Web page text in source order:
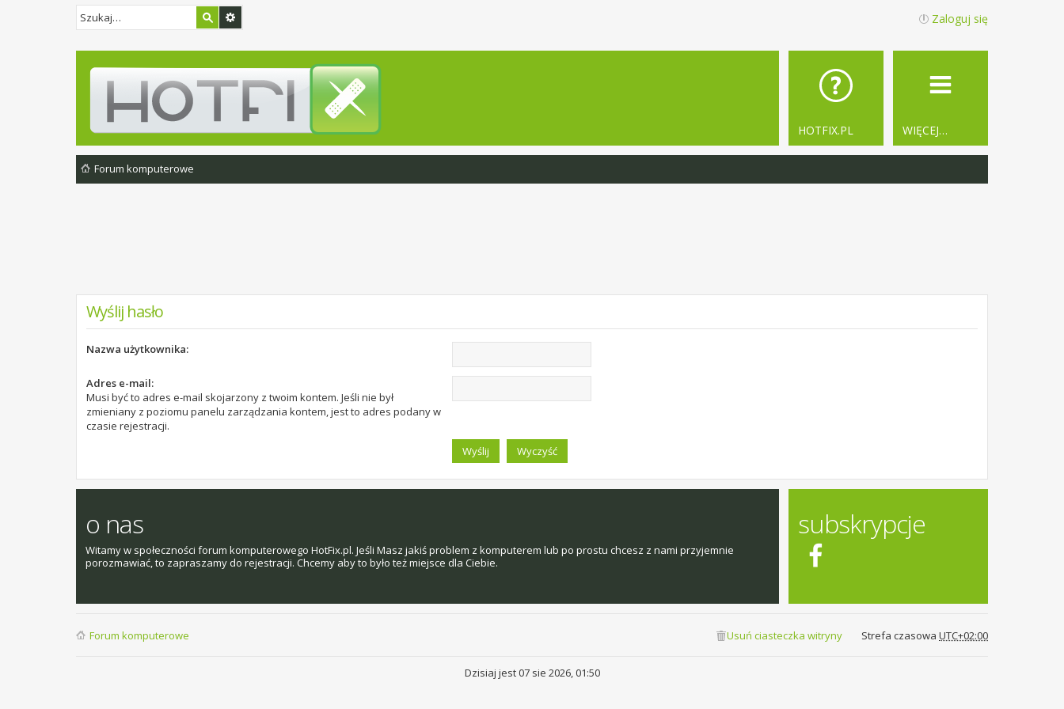
Zaloguj się
WIĘCEJ…
HOTFIX.PL
Forum komputerowe
Wyślij hasło
Nazwa użytkownika:
Adres e-mail:
Musi być to adres e-mail skojarzony z twoim kontem. Jeśli nie był
zmieniany z poziomu panelu zarządzania kontem, jest to adres podany w
czasie rejestracji.
o nas
Witamy w społeczności forum komputerowego HotFix.pl. Jeśli Masz jakiś problem z komputerem lub po prostu chcesz z nami przyjemnie
porozmawiać, to zapraszamy do rejestracji. Chcemy aby to było też miejsce dla Ciebie.
subskrypcje
Forum komputerowe Strefa czasowa UTC+02:00
Usuń ciasteczka witryny
Dzisiaj jest 07 sie 2026, 01:50